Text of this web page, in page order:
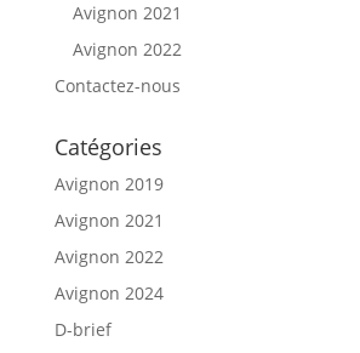
Avignon 2021
Avignon 2022
Contactez-nous
Catégories
Avignon 2019
Avignon 2021
Avignon 2022
Avignon 2024
D-brief